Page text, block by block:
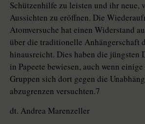
Schützenhilfe zu leisten und ihr neue,
Aussichten zu eröffnen. Die
Atomversuche hat einen Widerstand
über die traditionelle Anhängerschaft
hinausreicht. Dies haben die jüngsten
in Papeete bewiesen, auch wenn
Gruppen sich dort gegen die
abzugrenzen versuchten.7
dt. Andrea Marenzeller